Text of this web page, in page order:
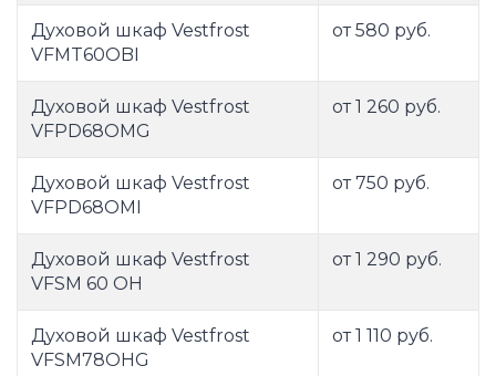
Духовой шкаф Vestfrost
VFMT60OBI
от 580 руб.
Духовой шкаф Vestfrost
VFPD68OMG
от 1 260 руб.
Духовой шкаф Vestfrost
VFPD68OMI
от 750 руб.
Духовой шкаф Vestfrost
VFSM 60 OH
от 1 290 руб.
Духовой шкаф Vestfrost
VFSM78OHG
от 1 110 руб.